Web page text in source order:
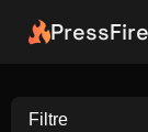
PressFire
Filtre